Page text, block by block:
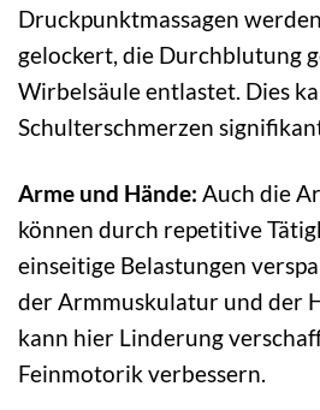
Druckpunktmassagen
gelockert, die Durchblutung
Wirbelsäule entlastet. Dies
Schulterschmerzen
Arme und Hände: Auch die
können durch repetitive
einseitige Belastungen
der Armmuskulatur und der
kann hier Linderung
Feinmotorik verbessern.